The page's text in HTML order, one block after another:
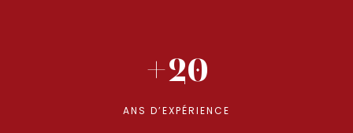
+20
ANS D’EXPÉRIENCE